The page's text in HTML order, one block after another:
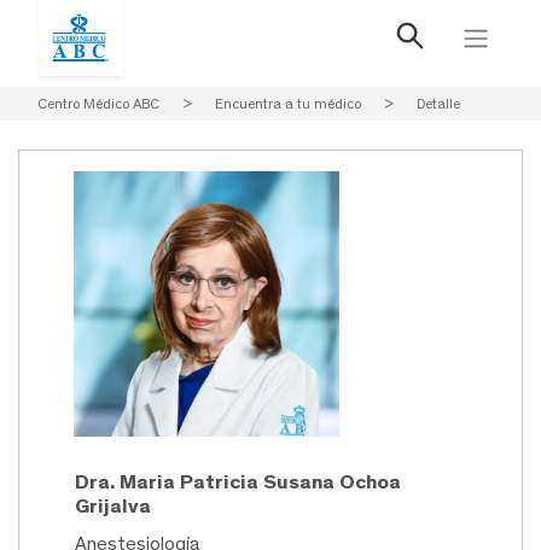
Centro Médico ABC > Encuentra a tu médico > Detalle
Dra. Maria Patricia Susana Ochoa
Grijalva
Anestesiología